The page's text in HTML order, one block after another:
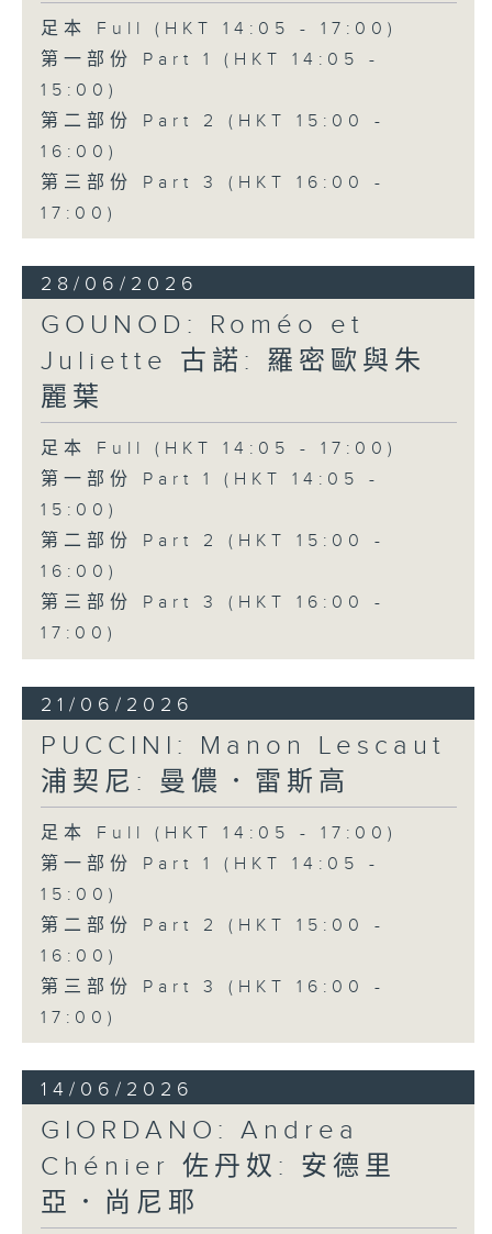
修德蘭（Joan Sutherland）飾演
Adina，男高音巴伐洛堤（Luciano
Pavarotti）飾演 Nemorino，男中音
哥沙（Dominic Cossa）飾演
Belcore，男低音馬勒斯（Spiro
Malas）飾演 Dulcamara，並由邦寧
（Richard Bonynge）指揮安布羅西
安歌劇合唱團（Ambrosian Opera
Chorus）及英國室樂團（English
Chamber Orchestra）演出。
足本 Full (HKT 14:05 - 17:00)
第一部份 Part 1 (HKT 14:05 -
15:00)
第二部份 Part 2 (HKT 15:00 -
16:00)
第三部份 Part 3 (HKT 16:00 -
17:00)
28/06/2026
GOUNOD: Roméo et
Juliette 古諾: 羅密歐與朱
麗葉
足本 Full (HKT 14:05 - 17:00)
第一部份 Part 1 (HKT 14:05 -
15:00)
第二部份 Part 2 (HKT 15:00 -
16:00)
第三部份 Part 3 (HKT 16:00 -
17:00)
21/06/2026
PUCCINI: Manon Lescaut
浦契尼: 曼儂．雷斯高
足本 Full (HKT 14:05 - 17:00)
第一部份 Part 1 (HKT 14:05 -
15:00)
第二部份 Part 2 (HKT 15:00 -
16:00)
第三部份 Part 3 (HKT 16:00 -
17:00)
14/06/2026
GIORDANO: Andrea
Chénier 佐丹奴: 安德里
亞．尚尼耶